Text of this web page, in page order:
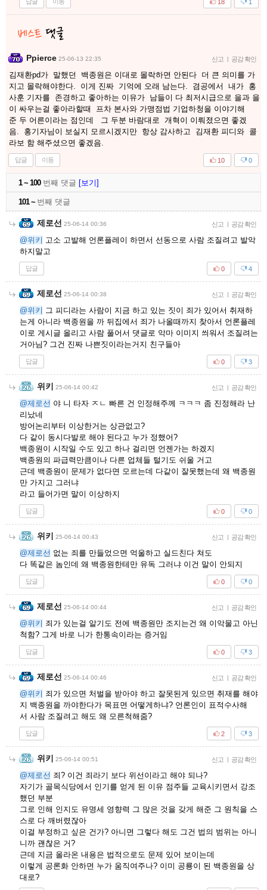
1
18
Ppierce 25-06-13 22:35 신고 | 공감 확인
김재환pd가 말했던 백종원은 이대로 몰락하면 안된다 더 큰 의미를 가
지고 몰락해야한다. 이게 진짜 기억에 오래 남는다. 겸공에서 내가 홍
사훈 기자를 존경하고 좋아하는 이유가 남들이 다 최저시급으로 을과 을
이 싸우는걸 좋아라할때 프차 본사와 가맹점법 기업하청을 이야기해
준 두 어른이라는 점인데 그 두분 바람대로 개혁이 이뤄졌으면 좋겠
음. 홍기자님이 보실지 모르시겠지만 항상 감사하고 김재환 피디와 콜
라보 함 해주셨으면 좋겠음.
답글 이동 0
10
1 ~ 100번째 댓글 [보기]
101 ~ 번째 댓글
제로선 25-06-14 00:36 신고 | 공감 확인
@위키 고소 고발해 언론플레이 하면서 선동으로 사람 조질려고 발악
하지말고
답글 4
0
제로선 25-06-14 00:38 신고 | 공감 확인
@위키 그 피디라는 사람이 지금 하고 있는 짓이 죄가 있어서 취재하
는게 아니라 백종원을 까 뒤집에서 죄가 나올때까지 찾아서 언론플레
이로 게시글 올리고 사람 풀어서 댓글로 악마 이미지 씌워서 조질려는
거아님? 그건 진짜 나쁜짓이라는거지 친구들아
답글 3
0
위키 25-06-14 00:42 신고 | 공감 확인
@제로선 야 니 타자 ㅈㄴ 빠른 건 인정해주께 ㅋㅋㅋ 좀 진정해라 난
리났네
방어논리부터 이상한거는 상관없고?
다 같이 동시다발로 해야 된다고 누가 정했어?
백종원이 시작일 수도 있고 하나 걸리면 언젠가는 하겠지
백종원의 파급력만큼이나 다른 업체들 털기도 쉬울 거고
근데 백종원이 문제가 없다면 모르는데 다같이 잘못했는데 왜 백종원
만 가지고 그러냐
라고 들어가면 말이 이상하지
답글 0
0
위키 25-06-14 00:43 신고 | 공감 확인
@제로선 없는 죄를 만들었으면 억울하고 실드친다 쳐도
다 똑같은 놈인데 왜 백종원한테만 유독 그러냐 이건 말이 안되지
답글 0
0
제로선 25-06-14 00:44 신고 | 공감 확인
@위키 죄가 있는걸 알기도 전에 백종원만 조지는건 왜 이악물고 아닌
척함? 그게 바로 니가 한통속이라는 증거임
답글 3
0
제로선 25-06-14 00:46 신고 | 공감 확인
@위키 죄가 있으면 처벌을 받아야 하고 잘못된게 있으면 취재를 해야
지 백종원을 까야한다가 목표면 어떻게하냐? 언론인이 표적수사해
서 사람 조질려고 해도 왜 모른척해줌?
답글 3
2
위키 25-06-14 00:51 신고 | 공감 확인
@제로선 죄? 이건 죄라기 보다 위선이라고 해야 되나?
자기가 골목식당에서 인기를 얻게 된 이유 점주들 교육시키면서 강조
했던 부분
그로 인해 인지도 유명세 영향력 그 많은 것을 갖게 해준 그 원칙을 스
스로 다 깨버렸잖아
이걸 부정하고 싶은 건가? 아니면 그렇다 해도 그건 법의 범위는 아니
니까 괜찮은 거?
근데 지금 올라온 내용은 법적으로도 문제 있어 보이는데
이렇게 공론화 안하면 누가 움직여주나? 이미 공룡이 된 백종원을 상
대로?